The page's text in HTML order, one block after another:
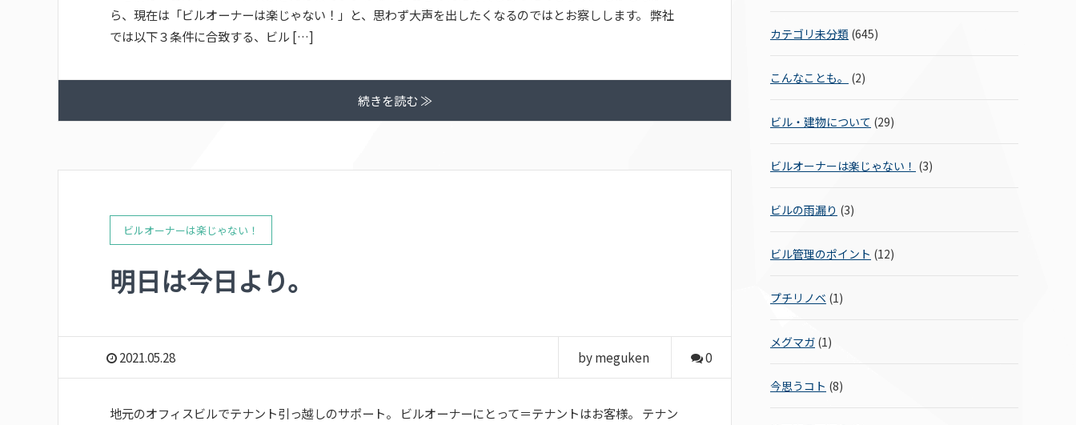
ら、現在は「ビルオーナーは楽じゃない！」と、思わず大声を出したくなるのではとお察しします。 弊社
では以下３条件に合致する、ビル […]
続きを読む ≫
ビルオーナーは楽じゃない！
明日は今日より。
2021.05.28 by meguken 0
地元のオフィスビルでテナント引っ越しのサポート。 ビルオーナーにとって＝テナントはお客様。 テナン
カテゴリ未分類 (645)
こんなことも。 (2)
ビル・建物について (29)
ビルオーナーは楽じゃない！ (3)
ビルの雨漏り (3)
ビル管理のポイント (12)
プチリノベ (1)
メグマガ (1)
今思うコト (8)